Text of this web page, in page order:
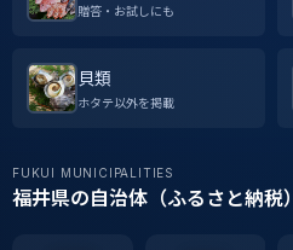
贈答・お試しにも
貝類
ホタテ以外を掲載
FUKUI MUNICIPALITIES
福井県の自治体（ふるさと納税）